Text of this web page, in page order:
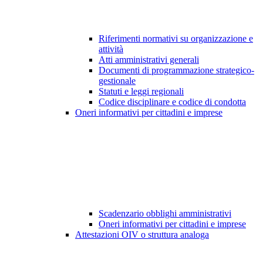
Riferimenti normativi su organizzazione e
attività
Atti amministrativi generali
Documenti di programmazione strategico-
gestionale
Statuti e leggi regionali
Codice disciplinare e codice di condotta
Oneri informativi per cittadini e imprese
Scadenzario obblighi amministrativi
Oneri informativi per cittadini e imprese
Attestazioni OIV o struttura analoga